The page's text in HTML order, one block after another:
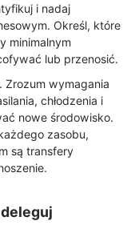
i nadaj
Określ, które
minimalnym
lub przenosić.
Zrozum wymagania
chłodzenia i
nowe środowisko.
zasobu,
są transfery